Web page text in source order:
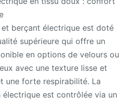
berçant électrique est doté
supérieure qui offre un
en options de velours ou
avec une texture lisse et
une forte respirabilité. La
est contrôlée via un